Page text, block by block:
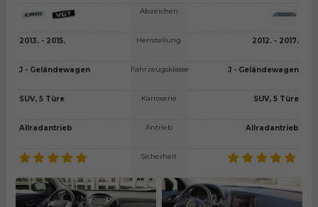
2013. - 2015.
J - Geländewagen
SUV, 5 Türe
Allradantrieb
Abzeichen
Herrstellung
Fahrzeugsklasse
Karroserie
Antrieb
Sicherheit
2012. - 2017.
J - Geländewagen
SUV, 5 Türe
Allradantrieb